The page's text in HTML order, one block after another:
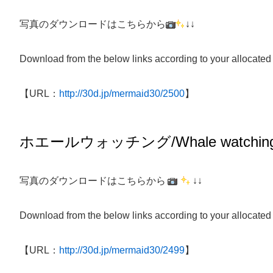
写真のダウンロードはこちらから ↓↓
Download from the below links according to your
【URL： http://30d.jp/mermaid30/2500】
ホエールウォッチング/Whale
写真のダウンロードはこちらから ↓↓
Download from the below links according to your
【URL： http://30d.jp/mermaid30/2499】